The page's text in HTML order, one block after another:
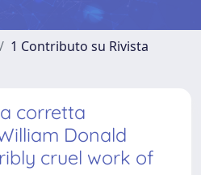
1 Contributo su Rivista
corretta
Donald
cruel work of